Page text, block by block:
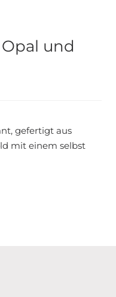
und
gefertigt aus
mit einem selbst